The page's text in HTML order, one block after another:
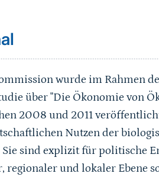
wurde im Rahmen
über "Die Ökonomie von
2008 und 2011
Nutzen der
sind explizit für politische
und lokaler Ebene